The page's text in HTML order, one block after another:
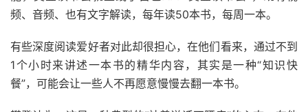
频、音频、也有文字解读，每年读50本书，每周一本。
有些深度阅读爱好者对此却很担心，在他们看来，通过不到
1个小时来讲述一本书的精华内容，其实是一种“知识快
餐”，可能会让一些人不再愿意慢慢去翻一本书。